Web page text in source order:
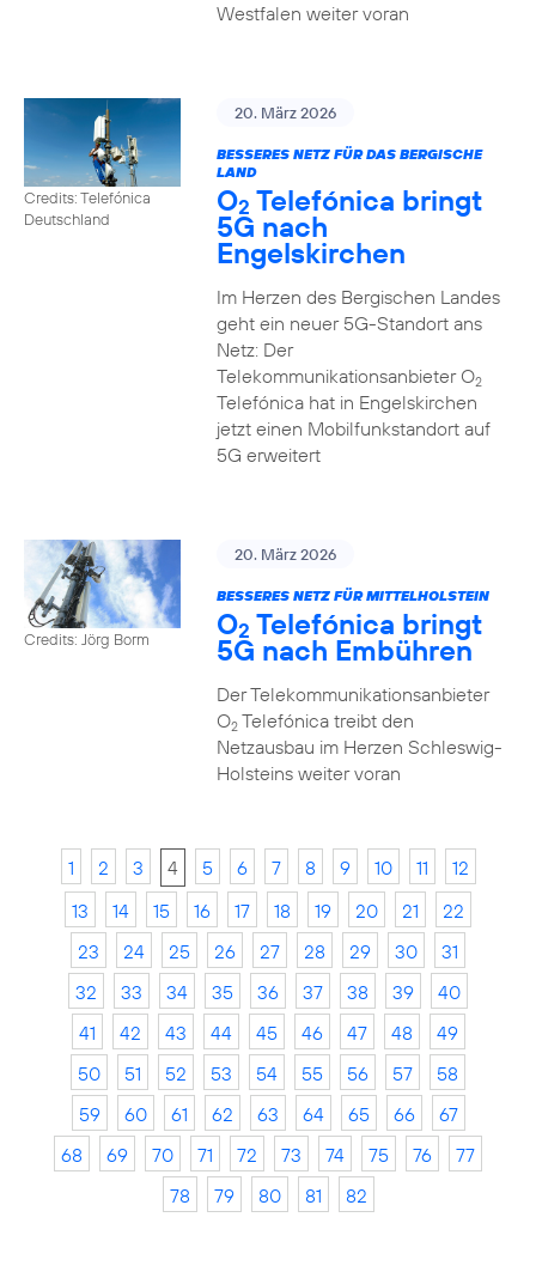
Westfalen weiter voran
Credits: Telefónica
Deutschland
20. März 2026
BESSERES NETZ FÜR DAS BERGISCHE
LAND
O2 Telefónica bringt
5G nach
Engelskirchen
Im Herzen des Bergischen Landes
geht ein neuer 5G-Standort ans
Netz: Der
Telekommunikationsanbieter O2
Telefónica hat in Engelskirchen
jetzt einen Mobilfunkstandort auf
5G erweitert
Credits: Jörg Borm
20. März 2026
BESSERES NETZ FÜR MITTELHOLSTEIN
O2 Telefónica bringt
5G nach Embühren
Der Telekommunikationsanbieter
O2Telefónica treibt den
Netzausbau im Herzen Schleswig-
Holsteins weiter voran
1 2 3 4 5 6 7 8 9 10 11
12
13
14 15 16 17 18 19 20 21
22
23
24 25 26 27 28 29 30
31
32
33 34 35 36 37 38 39
40
41
42 43 44 45 46 47 48
49
50
51 52 53 54 55 56 57
58
59
60 61 62 63 64 65 66
67
68
69 70 71 72 73 74 75 76
77
78
79 80 81 82